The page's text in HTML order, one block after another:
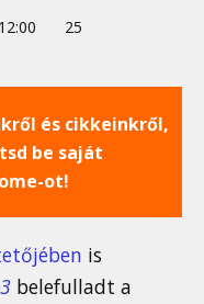
25
és cikkeinkről,
be saját
ot!
is
belefulladt a